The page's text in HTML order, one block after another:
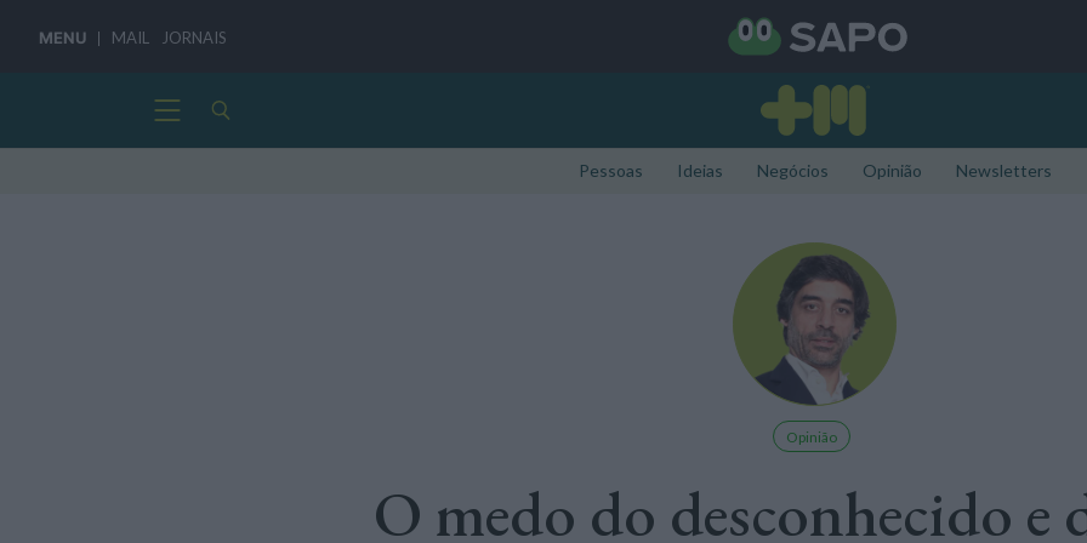
MENU MAIL JORNAIS
Pessoas Ideias Negócios Opinião Newsletters
Opinião
O medo do desconhecido e